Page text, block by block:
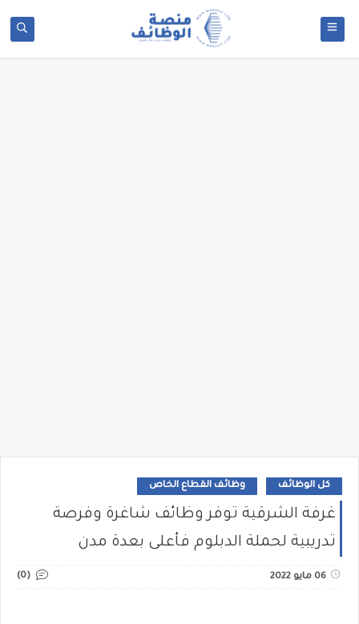
كل الوظائف وظائف القطاع الخاص
غرفة الشرقية توفر وظائف شاغرة وفرصة
تدريبية لحملة الدبلوم فأعلى بعدة مدن
06 مايو 2022 (0)